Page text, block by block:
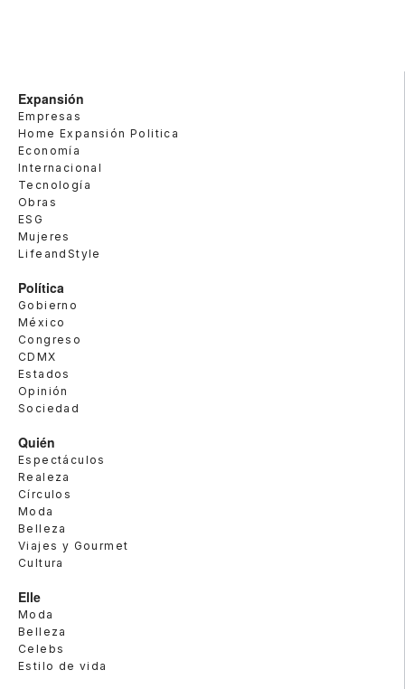
Expansión
Empresas
Home Expansión Politica
Economía
Internacional
Tecnología
Obras
ESG
Mujeres
LifeandStyle
Política
Gobierno
México
Congreso
CDMX
Estados
Opinión
Sociedad
Quién
Espectáculos
Realeza
Círculos
Moda
Belleza
Viajes y Gourmet
Cultura
Elle
Moda
Belleza
Celebs
Estilo de vida